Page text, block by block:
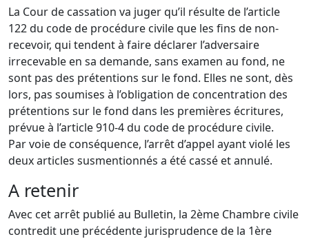
La Cour de cassation va juger qu’il résulte de l’article
122 du code de procédure civile que les fins de non-
recevoir, qui tendent à faire déclarer l’adversaire
irrecevable en sa demande, sans examen au fond, ne
sont pas des prétentions sur le fond. Elles ne sont, dès
lors, pas soumises à l’obligation de concentration des
prétentions sur le fond dans les premières écritures,
prévue à l’article 910-4 du code de procédure civile.
Par voie de conséquence, l’arrêt d’appel ayant violé les
deux articles susmentionnés a été cassé et annulé.
A retenir
Avec cet arrêt publié au Bulletin, la 2ème Chambre civile
contredit une précédente jurisprudence de la 1ère